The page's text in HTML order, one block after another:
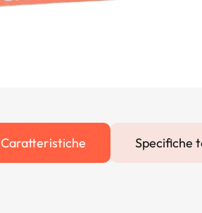
Caratteristiche Specifiche